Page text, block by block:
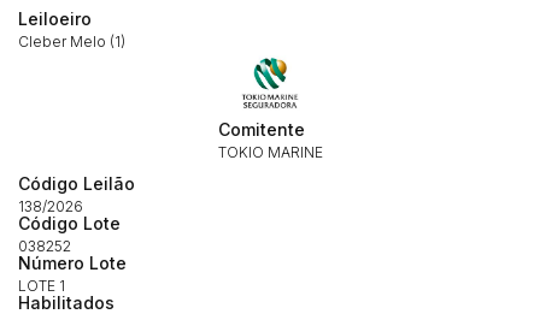
Leiloeiro
Cleber Melo (1)
Comitente
TOKIO MARINE
Código Leilão
138/2026
Código Lote
038252
Número Lote
LOTE 1
Habilitados
Envie sua Proposta
(Art. 895, CPC)
Histórico de Propostas
Habilite-se para efetuar lances ou
propostas